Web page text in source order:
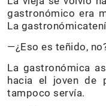
gastronómico era
La
—¿Eso es teñido,
La gastronómica
hacia el joven de
tampoco servía.